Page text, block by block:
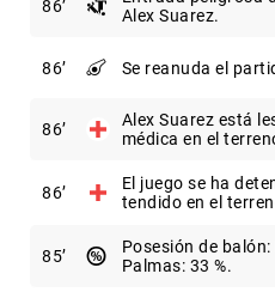
86
Alex Suarez.
86 Se reanuda el
86
Alex Suarez está
médica en el
86
El juego se ha
tendido en el
85
Posesión de balón:
Palmas: 33 %.